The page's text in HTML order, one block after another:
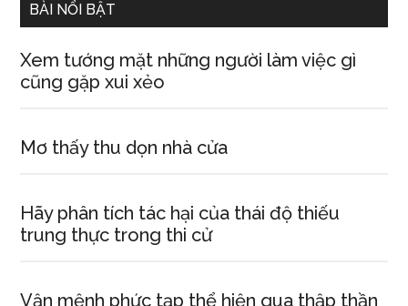
BÀI NỔI BẬT
Xem tướng mặt những người làm việc gì
cũng gặp xui xẻo
Mơ thấy thu dọn nhà cửa
Hãy phân tích tác hại của thái độ thiếu
trung thực trong thi cử
Vận mệnh phức tạp thể hiện qua thập thần